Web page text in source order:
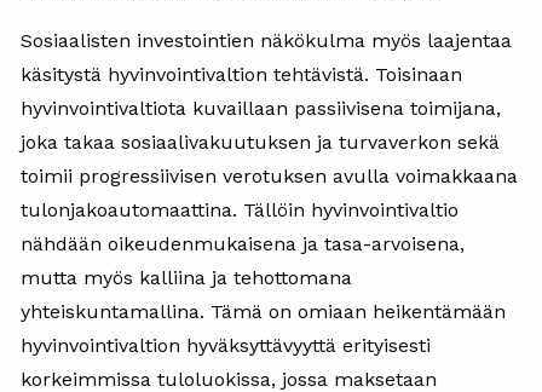
Sosiaalisten investointien näkökulma myös laajentaa
käsitystä hyvinvointivaltion tehtävistä. Toisinaan
hyvinvointivaltiota kuvaillaan passiivisena toimijana,
joka takaa sosiaalivakuutuksen ja turvaverkon sekä
toimii progressiivisen verotuksen avulla voimakkaana
tulonjakoautomaattina. Tällöin hyvinvointivaltio
nähdään oikeudenmukaisena ja tasa-arvoisena,
mutta myös kalliina ja tehottomana
yhteiskuntamallina. Tämä on omiaan heikentämään
hyvinvointivaltion hyväksyttävyyttä erityisesti
korkeimmissa tuloluokissa, jossa maksetaan